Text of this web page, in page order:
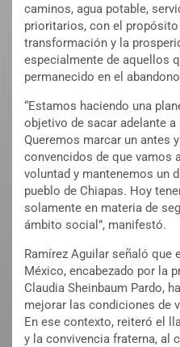
caminos, agua potable,
prioritarios, con el
transformación y la
especialmente de aquellos
permanecido en el
“Estamos haciendo una
objetivo de sacar adelante
Queremos marcar un antes
convencidos de que vamos
voluntad y mantenemos un
pueblo de Chiapas. Hoy
solamente en materia de
ámbito social”, manifestó.
Ramírez Aguilar señaló que
México, encabezado por la
Claudia Sheinbaum Pardo,
mejorar las condiciones de
En ese contexto, reiteró el
y la convivencia fraterna, al